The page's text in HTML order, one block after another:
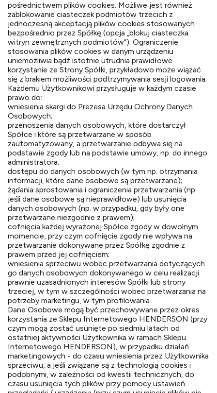
pośrednictwem plików cookies. Możliwe jest również
zablokowanie ciasteczek podmiotów trzecich z
jednoczesną akceptacją plików cookies stosowanych
bezpośrednio przez Spółkę (opcja „blokuj ciasteczka
witryn zewnętrznych podmiotów”). Ograniczenie
stosowania plików cookies w danym urządzeniu
uniemożliwia bądź istotnie utrudnia prawidłowe
korzystanie ze Strony Spółki, przykładowo może wiązać
się z brakiem możliwości podtrzymywania sesji logowania.
Każdemu Użytkownikowi przysługuje w każdym czasie
prawo do:
wniesienia skargi do Prezesa Urzędu Ochrony Danych
Osobowych;
przenoszenia danych osobowych, które dostarczył
Spółce i które są przetwarzane w sposób
zautomatyzowany, a przetwarzanie odbywa się na
podstawie zgody lub na podstawie umowy, np. do innego
administratora;
dostępu do danych osobowych (w tym np. otrzymania
informacji, które dane osobowe są przetwarzane);
żądania sprostowania i ograniczenia przetwarzania (np.
jeśli dane osobowe są nieprawidłowe) lub usunięcia
danych osobowych (np. w przypadku, gdy były one
przetwarzane niezgodnie z prawem);
cofnięcia każdej wyrażonej Spółce zgody w dowolnym
momencie, przy czym cofnięcie zgody nie wpływa na
przetwarzanie dokonywane przez Spółkę zgodnie z
prawem przed jej cofnięciem;
wniesienia sprzeciwu wobec przetwarzania dotyczących
go danych osobowych dokonywanego w celu realizacji
prawnie uzasadnionych interesów Spółki lub strony
trzeciej, w tym w szczególności wobec przetwarzania na
potrzeby marketingu, w tym profilowania.
Dane Osobowe mogą być przechowywane przez okres
korzystania ze Sklepu Internetowego HENDERSON (przy
czym mogą zostać usunięte po siedmiu latach od
ostatniej aktywności Użytkownika w ramach Sklepu
Internetowego HENDERSON), w przypadku działań
marketingowych - do czasu wniesienia przez Użytkownika
sprzeciwu, a jeśli związane są z technologią cookies i
podobnymi, w zależności od kwestii technicznych, do
czasu usunięcia tych plików przy pomocy ustawień